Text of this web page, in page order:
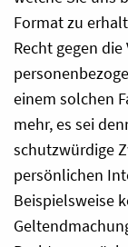
Format zu
Recht gegen
einem solchen
mehr, es sei
schutzwürdige
persönlichen
Beispielsweise